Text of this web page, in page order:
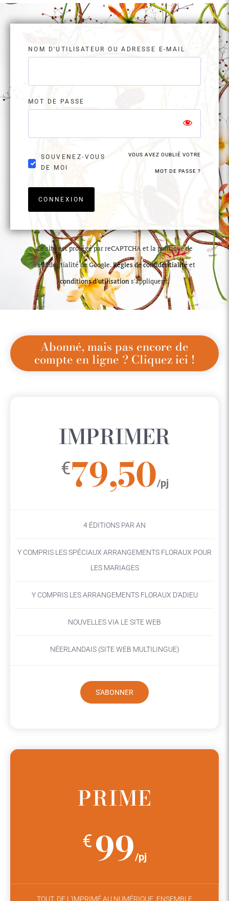
NOM D'UTILISATEUR OU ADRESSE E-MAIL
MOT DE PASSE
SOUVENEZ-VOUS
DE MOI
VOUS AVEZ OUBLIÉ VOTRE
MOT DE PASSE ?
CONNEXION
Ce site est protégé par reCAPTCHA et la politique de
confidentialité de Google.Règles de confidentialitéet
conditions d'utilisations'appliquent.
Abonné, mais pas encore de
compte en ligne ? Cliquez ici !
IMPRIMER
€79,50/pj
4 ÉDITIONS PAR AN
Y COMPRIS LES SPÉCIAUX ARRANGEMENTS FLORAUX POUR
LES MARIAGES
Y COMPRIS LES ARRANGEMENTS FLORAUX D'ADIEU
NOUVELLES VIA LE SITE WEB
NÉERLANDAIS (SITE WEB MULTILINGUE)
S'ABONNER
PRIME
€ 99/pj
TOUT, DE L'IMPRIMÉ AU NUMÉRIQUE, ENSEMBLE